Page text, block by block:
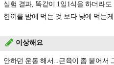
실험 결과, 똑같이 1일1식을 하더라도
한끼를 밤에 먹는 것 보다 낮에 먹는
이상해요
안하던 운동 해서...근육이 좀 붙어서